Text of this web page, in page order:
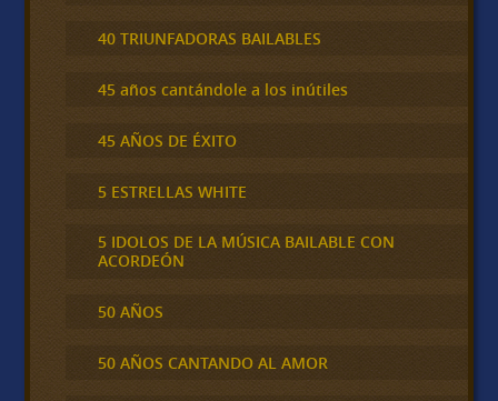
40 TRIUNFADORAS BAILABLES
45 años cantándole a los inútiles
45 AÑOS DE ÉXITO
5 ESTRELLAS WHITE
5 IDOLOS DE LA MÚSICA BAILABLE CON
ACORDEÓN
50 AÑOS
50 AÑOS CANTANDO AL AMOR